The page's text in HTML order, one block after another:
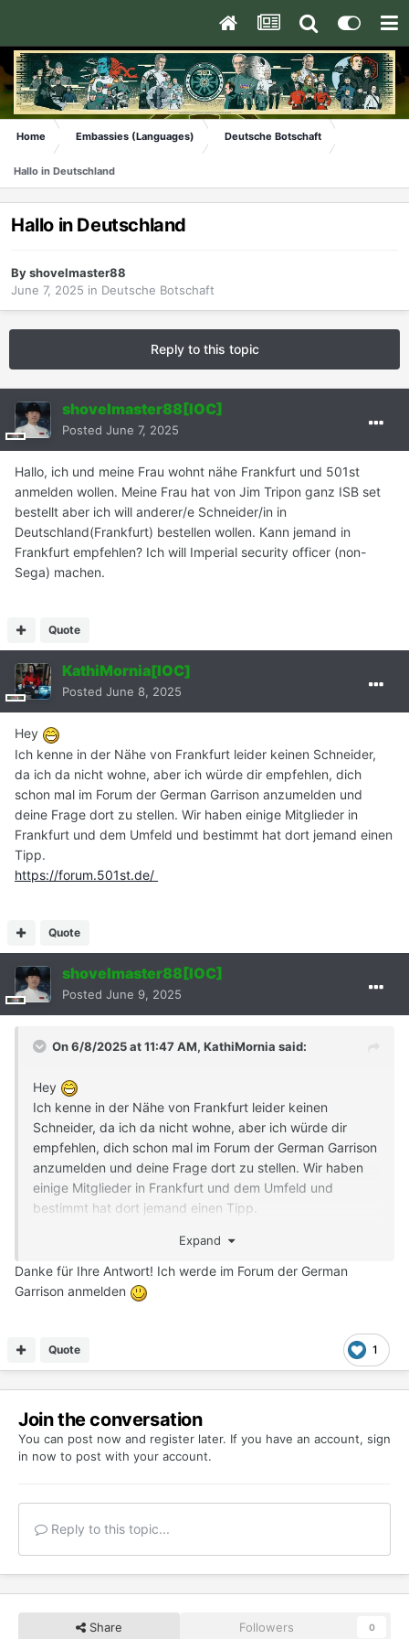
Home Embassies (Languages) Deutsche Botschaft
Hallo in Deutschland
Hallo in Deutschland
Byshovelmaster88
June 7, 2025 in Deutsche Botschaft
Reply to this topic
shovelmaster88[IOC]
Posted June 7, 2025
Hallo, ich und meine Frau wohnt nähe Frankfurt und 501st
anmelden wollen. Meine Frau hat von Jim Tripon ganz ISB set
bestellt aber ich will anderer/e Schneider/in in
Deutschland(Frankfurt) bestellen wollen. Kann jemand in
Frankfurt empfehlen? Ich will Imperial security officer (non-
Sega) machen.
Quote
KathiMornia[IOC]
Posted June 8, 2025
Hey
Ich kenne in der Nähe von Frankfurt leider keinen Schneider,
da ich da nicht wohne, aber ich würde dir empfehlen, dich
schon mal im Forum der German Garrison anzumelden und
deine Frage dort zu stellen. Wir haben einige Mitglieder in
Frankfurt und dem Umfeld und bestimmt hat dort jemand einen
Tipp.
https://forum.501st.de/
Quote
shovelmaster88[IOC]
Posted June 9, 2025
On 6/8/2025 at 11:47 AM, KathiMornia said:
Hey
Ich kenne in der Nähe von Frankfurt leider keinen
Schneider, da ich da nicht wohne, aber ich würde dir
empfehlen, dich schon mal im Forum der German Garrison
anzumelden und deine Frage dort zu stellen. Wir haben
einige Mitglieder in Frankfurt und dem Umfeld und
bestimmt hat dort jemand einen Tipp.
Expand
Danke für Ihre Antwort! Ich werde im Forum der German
Garrison anmelden
1
Quote
Join the conversation
You can post now and register later. If you have an account, sign
in now to post with your account.
Reply to this topic...
Share Followers 0